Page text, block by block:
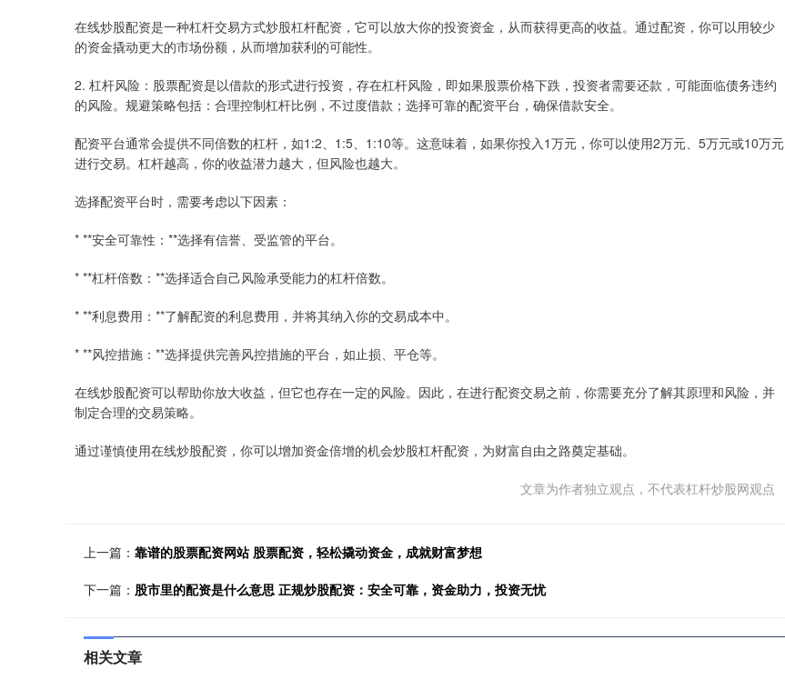
在线炒股配资是一种杠杆交易方式炒股杠杆配资，它可以放大你的投资资金，从而获得更高的收益。通过配资，你可以用较少
的资金撬动更大的市场份额，从而增加获利的可能性。
2. 杠杆风险：股票配资是以借款的形式进行投资，存在杠杆风险，即如果股票价格下跌，投资者需要还款，可能面临债务违约
的风险。规避策略包括：合理控制杠杆比例，不过度借款；选择可靠的配资平台，确保借款安全。
配资平台通常会提供不同倍数的杠杆，如1:2、1:5、1:10等。这意味着，如果你投入1万元，你可以使用2万元、5万元或10万元
进行交易。杠杆越高，你的收益潜力越大，但风险也越大。
选择配资平台时，需要考虑以下因素：
* **安全可靠性：**选择有信誉、受监管的平台。
* **杠杆倍数：**选择适合自己风险承受能力的杠杆倍数。
* **利息费用：**了解配资的利息费用，并将其纳入你的交易成本中。
* **风控措施：**选择提供完善风控措施的平台，如止损、平仓等。
在线炒股配资可以帮助你放大收益，但它也存在一定的风险。因此，在进行配资交易之前，你需要充分了解其原理和风险，并
制定合理的交易策略。
通过谨慎使用在线炒股配资，你可以增加资金倍增的机会炒股杠杆配资，为财富自由之路奠定基础。
文章为作者独立观点，不代表杠杆炒股网观点
上一篇： 靠谱的股票配资网站 股票配资，轻松撬动资金，成就财富梦想
下一篇： 股市里的配资是什么意思 正规炒股配资：安全可靠，资金助力，投资无忧
相关文章